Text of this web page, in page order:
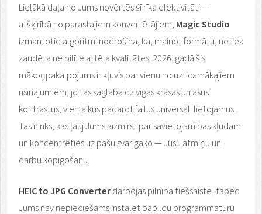
Lielākā daļa no Jums novērtēs šī rīka efektivitāti —
atšķirībā no parastajiem konvertētājiem, Magic Studio
izmantotie algoritmi nodrošina, ka, mainot formātu, netiek
zaudēta ne pilīte attēla kvalitātes. 2026. gadā šis
mākoņpakalpojums ir kļuvis par vienu no uzticamākajiem
risinājumiem, jo tas saglabā dzīvīgas krāsas un asus
kontrastus, vienlaikus padarot failus universāli lietojamus.
Tas ir rīks, kas ļauj Jums aizmirst par savietojamības kļūdām
un koncentrēties uz pašu svarīgāko — Jūsu atmiņu un
darbu kopīgošanu.
HEIC to JPG Converter darbojas pilnībā tiešsaistē, tāpēc
Jums nav nepieciešams instalēt papildu programmatūru